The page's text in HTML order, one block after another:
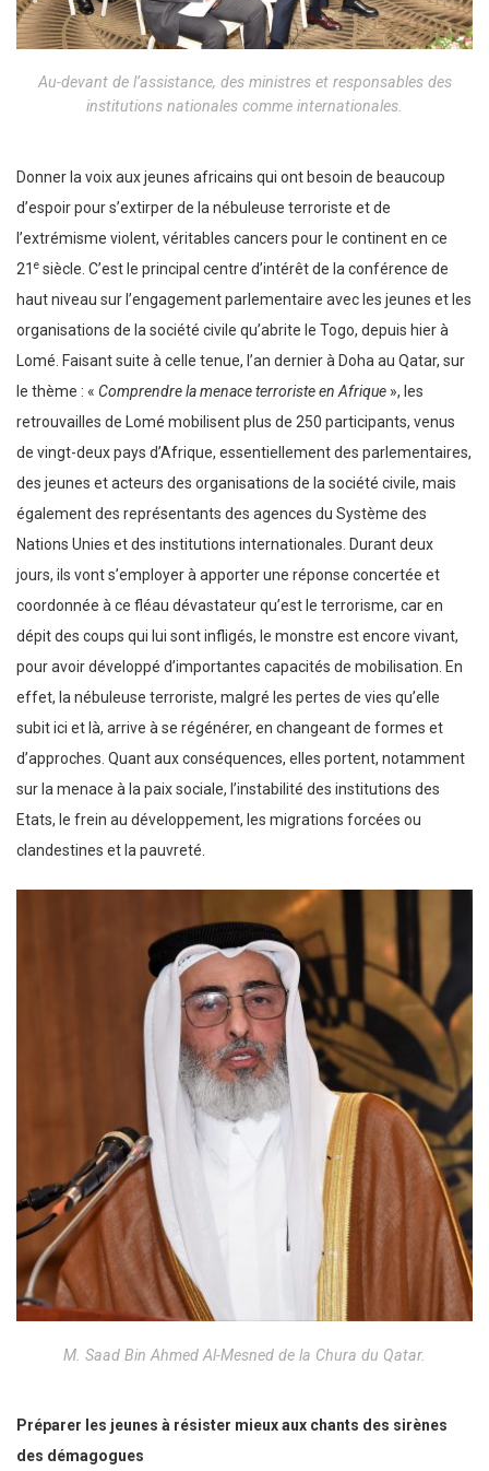
Au-devant de l’assistance, des ministres et responsables des
institutions nationales comme internationales.
Donner la voix aux jeunes africains qui ont besoin de beaucoup
d’espoir pour s’extirper de la nébuleuse terroriste et de
l’extrémisme violent, véritables cancers pour le continent en ce
21 e siècle. C’est le principal centre d’intérêt de la conférence de
haut niveau sur l’engagement parlementaire avec les jeunes et les
organisations de la société civile qu’abrite le Togo, depuis hier à
Lomé. Faisant suite à celle tenue, l’an dernier à Doha au Qatar, sur
le thème : « Comprendre la menace terroriste en Afrique », les
retrouvailles de Lomé mobilisent plus de 250 participants, venus
de vingt-deux pays d’Afrique, essentiellement des parlementaires,
des jeunes et acteurs des organisations de la société civile, mais
également des représentants des agences du Système des
Nations Unies et des institutions internationales. Durant deux
jours, ils vont s’employer à apporter une réponse concertée et
coordonnée à ce fléau dévastateur qu’est le terrorisme, car en
dépit des coups qui lui sont infligés, le monstre est encore vivant,
pour avoir développé d’importantes capacités de mobilisation. En
effet, la nébuleuse terroriste, malgré les pertes de vies qu’elle
subit ici et là, arrive à se régénérer, en changeant de formes et
d’approches. Quant aux conséquences, elles portent, notamment
sur la menace à la paix sociale, l’instabilité des institutions des
Etats, le frein au développement, les migrations forcées ou
clandestines et la pauvreté.
M. Saad Bin Ahmed Al-Mesned de la Chura du Qatar.
Préparer les jeunes à résister mieux aux chants des sirènes
des démagogues